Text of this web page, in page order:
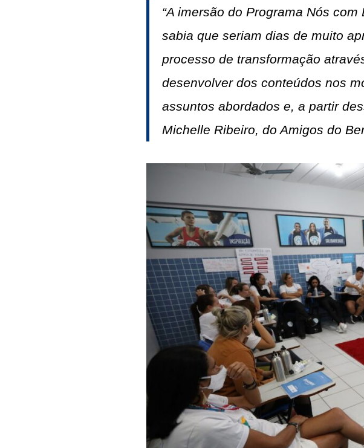
“A imersão do Programa Nós
sabia que seriam dias de muito
processo de transformação
desenvolver dos conteúdos nos
assuntos abordados e, a partir
Michelle Ribeiro, do Amigos do